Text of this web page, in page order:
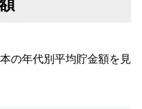
の年代別平均貯金額を見